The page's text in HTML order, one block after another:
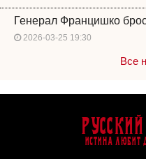
Генерал Францишко
2026-03-25 19:30
Все
Истина любит